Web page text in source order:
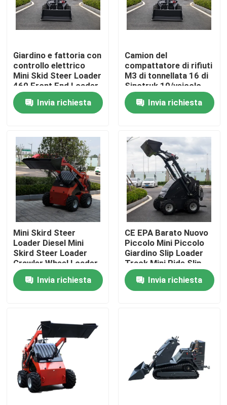
Casa
Prodotti
Circa noi
Giro della fabbrica
Controllo di qualità
Contattici
Richieda una citazione
Macchinario della costruzione di strade
Giardino e fattoria con
controllo elettrico
Mini Skid Steer Loader
460 Front End Loader
con Trencher
Invia richiesta
Camion del
compattatore di rifiuti
M3 di tonnellata 16 di
Sinotruk 10/veicolo
della raccolta dei
rifiuti Invia richiesta
Mini Skird Steer
Loader Diesel Mini
Skird Steer Loader
Crawler Wheel Loader
Mini 360kg 380kg
Invia richiesta
CE EPA Barato Nuovo
Piccolo Mini Piccolo
Giardino Slip Loader
Track Mini Ride Slip
Loader 460 Mini Slip
LoaderInvia richiesta